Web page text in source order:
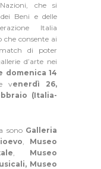
che si
Beni e delle
Italia
consente ai
di poter
d’arte nei
domenica 14
venerdì 26,
(Italia-
sono Galleria
Museo
Museo
Museo